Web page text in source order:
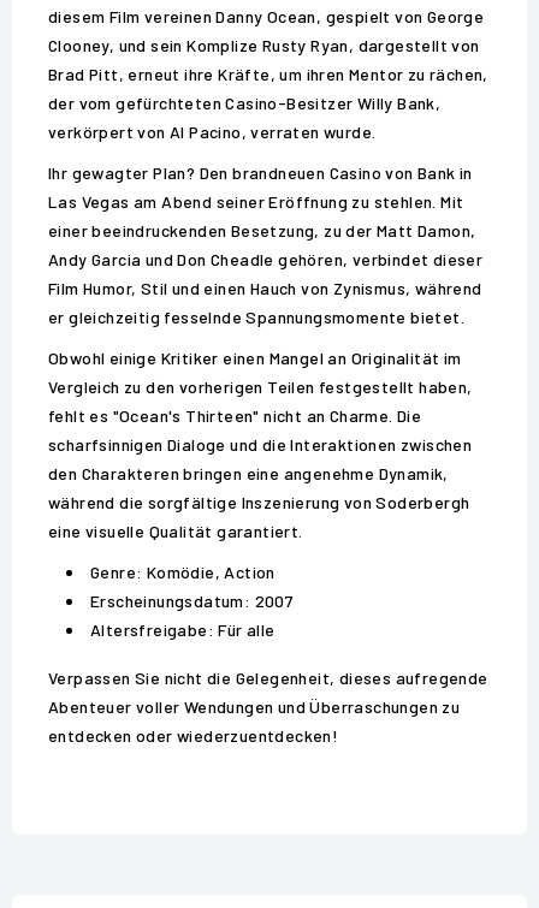
diesem Film vereinen Danny Ocean, gespielt von George
Clooney, und sein Komplize Rusty Ryan, dargestellt von
Brad Pitt, erneut ihre Kräfte, um ihren Mentor zu rächen,
der vom gefürchteten Casino-Besitzer Willy Bank,
verkörpert von Al Pacino, verraten wurde.
Ihr gewagter Plan? Den brandneuen Casino von Bank in
Las Vegas am Abend seiner Eröffnung zu stehlen. Mit
einer beeindruckenden Besetzung, zu der Matt Damon,
Andy Garcia und Don Cheadle gehören, verbindet dieser
Film Humor, Stil und einen Hauch von Zynismus, während
er gleichzeitig fesselnde Spannungsmomente bietet.
Obwohl einige Kritiker einen Mangel an Originalität im
Vergleich zu den vorherigen Teilen festgestellt haben,
fehlt es "Ocean's Thirteen" nicht an Charme. Die
scharfsinnigen Dialoge und die Interaktionen zwischen
den Charakteren bringen eine angenehme Dynamik,
während die sorgfältige Inszenierung von Soderbergh
eine visuelle Qualität garantiert.
Genre: Komödie, Action
Erscheinungsdatum: 2007
Altersfreigabe: Für alle
Verpassen Sie nicht die Gelegenheit, dieses aufregende
Abenteuer voller Wendungen und Überraschungen zu
entdecken oder wiederzuentdecken!